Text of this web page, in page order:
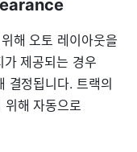
해 오토 레이아웃을
제공되는 경우
결정됩니다. 트랙의
해 자동으로